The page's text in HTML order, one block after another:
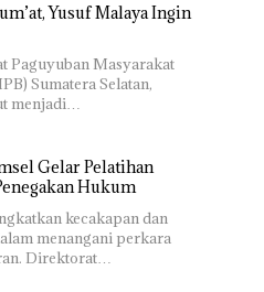
Yusuf Malaya Ingin
Paguyuban Masyarakat
Sumatera Selatan,
menjadi…
Gelar Pelatihan
Hukum
kecakapan dan
menangani perkara
Direktorat…